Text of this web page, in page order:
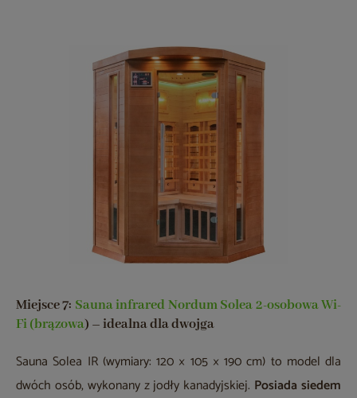
Miejsce 7: Sauna infrared Nordum Solea 2-osobowa Wi-
Fi (brązowa) – idealna dla dwojga
Sauna Solea IR (wymiary: 120 × 105 × 190 cm) to model dla
dwóch osób, wykonany z jodły kanadyjskiej. Posiada siedem